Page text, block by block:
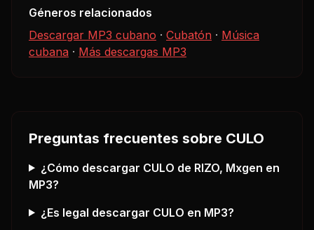
Géneros relacionados
Descargar MP3 cubano · Cubatón · Música
cubana · Más descargas MP3
Preguntas frecuentes sobre CULO
¿Cómo descargar CULO de RIZO, Mxgen en
MP3?
¿Es legal descargar CULO en MP3?